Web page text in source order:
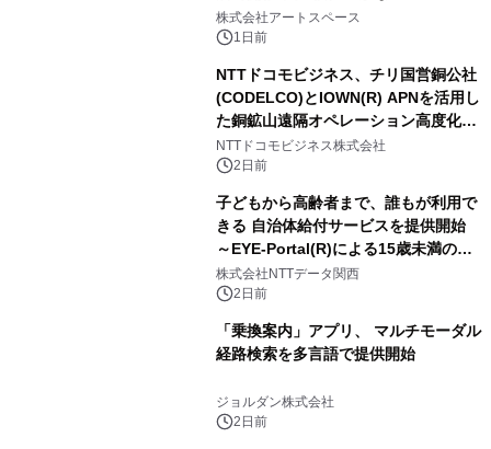
FRIENDSの仲間たちが インテリアア
ートとして新たな魅力を発信。
株式会社アートスペース
1日前
NTTドコモビジネス、チリ国営銅公社
(CODELCO)とIOWN(R) APNを活用し
た銅鉱山遠隔オペレーション高度化に
向けた調査・実証を開始
NTTドコモビジネス株式会社
2日前
子どもから高齢者まで、誰もが利用で
きる 自治体給付サービスを提供開始
～EYE-Portal(R)による15歳未満の本
人認証と デジタルデバイド対策で実現
～
株式会社NTTデータ関西
2日前
「乗換案内」アプリ、 マルチモーダル
経路検索を多言語で提供開始
ジョルダン株式会社
2日前